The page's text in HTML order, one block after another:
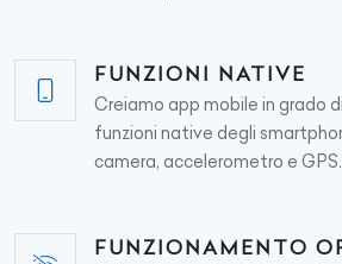
FUNZIONI NATIVE
Creiamo app mobile in grado
funzioni native degli
camera, accelerometro e GPS.
FUNZIONAMENTO